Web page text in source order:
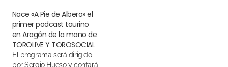
Nace «A Pie de Albero» el
primer podcast taurino
en Aragón de la mano de
TOROLIVE Y TOROSOCIAL
El programa será dirigido
por Sergio Hueso y contará